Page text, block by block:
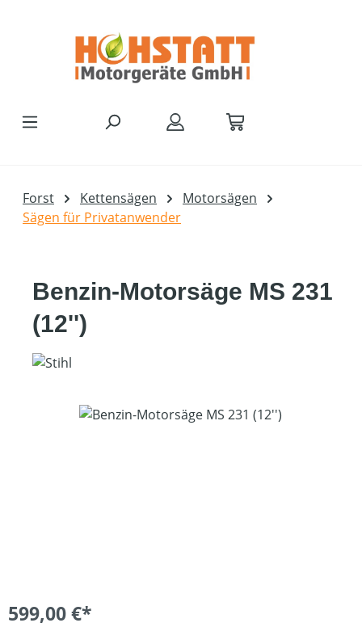
Forst Kettensägen
Motorsägen
Sägen für Privatanwender
Benzin-Motorsäge MS 231
(12'')
Bildergalerie überspringen
599,00 €*